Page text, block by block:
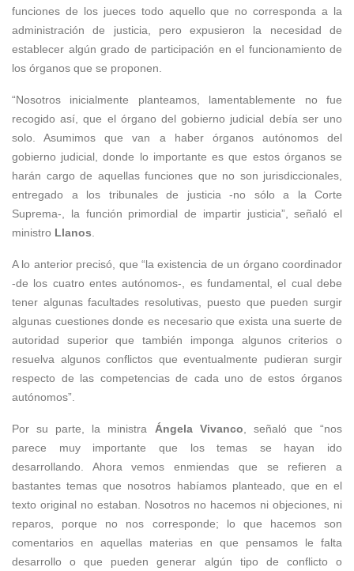
funciones de los jueces todo aquello que no corresponda a la
administración de justicia, pero expusieron la necesidad de
establecer algún grado de participación en el funcionamiento de
los órganos que se proponen.
“Nosotros inicialmente planteamos, lamentablemente no fue
recogido así, que el órgano del gobierno judicial debía ser uno
solo. Asumimos que van a haber órganos autónomos del
gobierno judicial, donde lo importante es que estos órganos se
harán cargo de aquellas funciones que no son jurisdiccionales,
entregado a los tribunales de justicia -no sólo a la Corte
Suprema-, la función primordial de impartir justicia”, señaló el
ministro Llanos.
A lo anterior precisó, que “la existencia de un órgano coordinador
-de los cuatro entes autónomos-, es fundamental, el cual debe
tener algunas facultades resolutivas, puesto que pueden surgir
algunas cuestiones donde es necesario que exista una suerte de
autoridad superior que también imponga algunos criterios o
resuelva algunos conflictos que eventualmente pudieran surgir
respecto de las competencias de cada uno de estos órganos
autónomos”.
Por su parte, la ministra Ángela Vivanco, señaló que “nos
parece muy importante que los temas se hayan ido
desarrollando. Ahora vemos enmiendas que se refieren a
bastantes temas que nosotros habíamos planteado, que en el
texto original no estaban. Nosotros no hacemos ni objeciones, ni
reparos, porque no nos corresponde; lo que hacemos son
comentarios en aquellas materias en que pensamos le falta
desarrollo o que pueden generar algún tipo de conflicto o